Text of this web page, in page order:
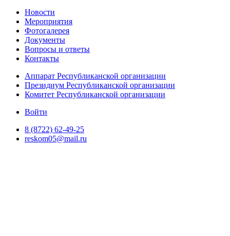
Новости
Мероприятия
Фотогалерея
Документы
Вопросы и ответы
Контакты
Аппарат Республиканской организации
Президиум Республиканской организации
Комитет Республиканской организации
Войти
8 (8722) 62-49-25
reskom05@mail.ru